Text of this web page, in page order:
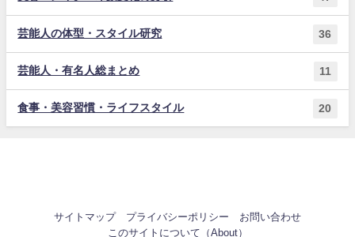
芸能人の体型・スタイル研究 36
芸能人・有名人総まとめ 11
食事・美容習慣・ライフスタイル 20
サイトマップ プライバシーポリシー
お問い合わせ
このサイトについて（About）